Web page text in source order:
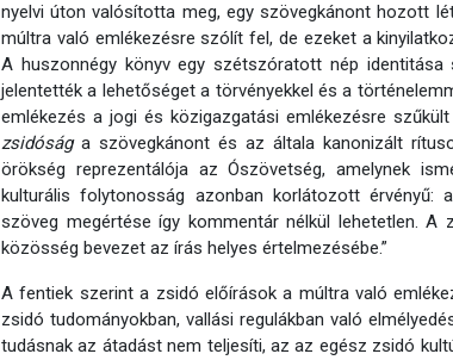
nyelvi úton valósította meg, egy szövegkánont hozott
múltra való emlékezésre szólít fel, de ezeket a
A huszonnégy könyv egy szétszóratott nép
jelentették a lehetőséget a törvényekkel és a
emlékezés a jogi és közigazgatási emlékezésre
zsidósága szövegkánont és az általa kanonizált
örökség reprezentálója az Ószövetség, amelynek
kulturális folytonosság azonban korlátozott érvényű:
szöveg megértése így kommentár nélkül lehetetlen.
közösség bevezet az írás helyes értelmezésébe.”
A fentiek szerint a zsidó előírások a múltra való
zsidó tudományokban, vallási regulákban való
tudásnak az átadást nem teljesíti, az az egész zsidó